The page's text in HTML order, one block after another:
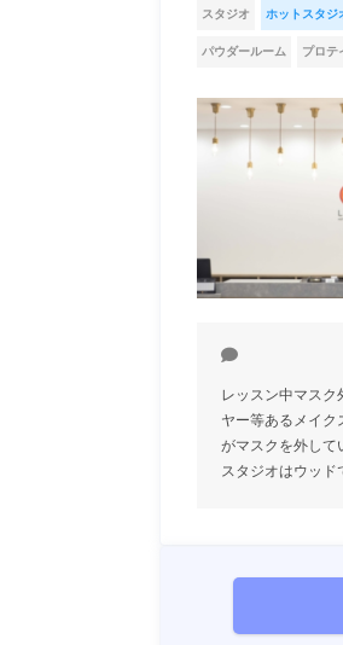
スタジオ ホットスタジ
パウダールーム プロテ
レッスン中マス
ヤー等あるメイク
がマスクを外して
スタジオはウッ